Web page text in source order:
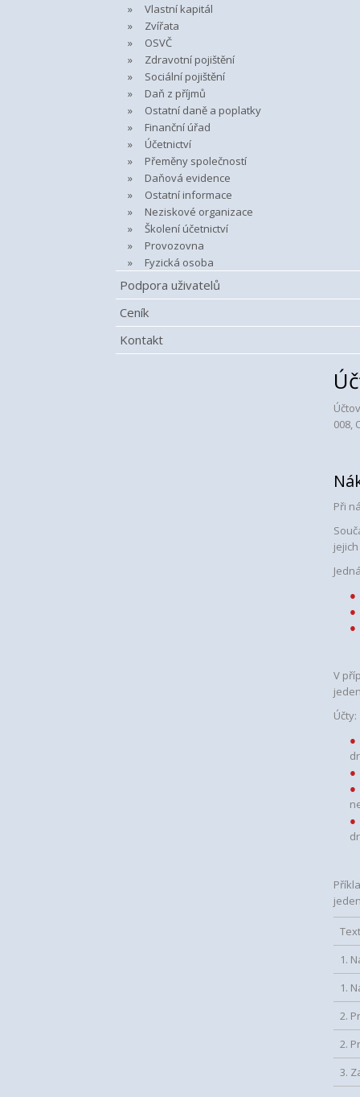
Vlastní kapitál
Zvířata
OSVČ
Zdravotní pojištění
Sociální pojištění
Daň z příjmů
Ostatní daně a poplatky
Finanční úřad
Účetnictví
Přeměny společností
Daňová evidence
Ostatní informace
Neziskové organizace
Školení účetnictví
Provozovna
Fyzická osoba
Podpora uživatelů
Ceník
Kontakt
008,
Při
V
Účty:
Text
1.
1.
2.
2.
3.